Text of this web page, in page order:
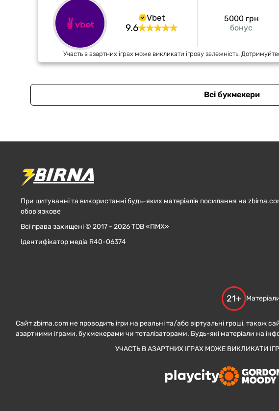
Vbet
9.6 бонус
5000 грн
Участь в азартних іграх може викликати ігрову залежність.
Всі букмекери
При цитуванні та використанні будь-яких матеріалів посилання на
обов'язкове
Всі права захищені © 2017 - 2026 ТОВ «ПМХ»
Ідентифікатор медіа R40-06374
21+
Сайт zbirna.com не проводить ігри на реальні та/або віртуальні гроші, також
азартними іграми, букмекерами чи тоталізаторами. Будь-які матеріали на
УЧАСТЬ В АЗАРТНИХ ІГРАХ МОЖЕ ВИКЛИКАТИ